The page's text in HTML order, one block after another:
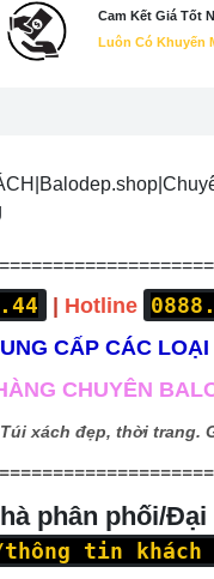
Hotline
CẤP CÁC
CHUYÊN
xách đẹp, thời trang.
phân phối/
tin khách
Cam Kết Giá Tốt
Luôn Có Khuyến